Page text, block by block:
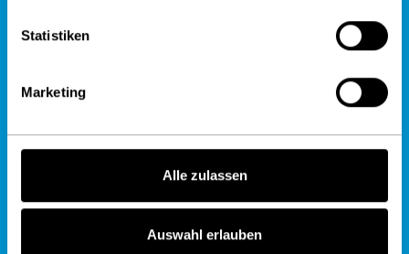
Statistiken
Marketing
Alle zulassen
Auswahl erlauben